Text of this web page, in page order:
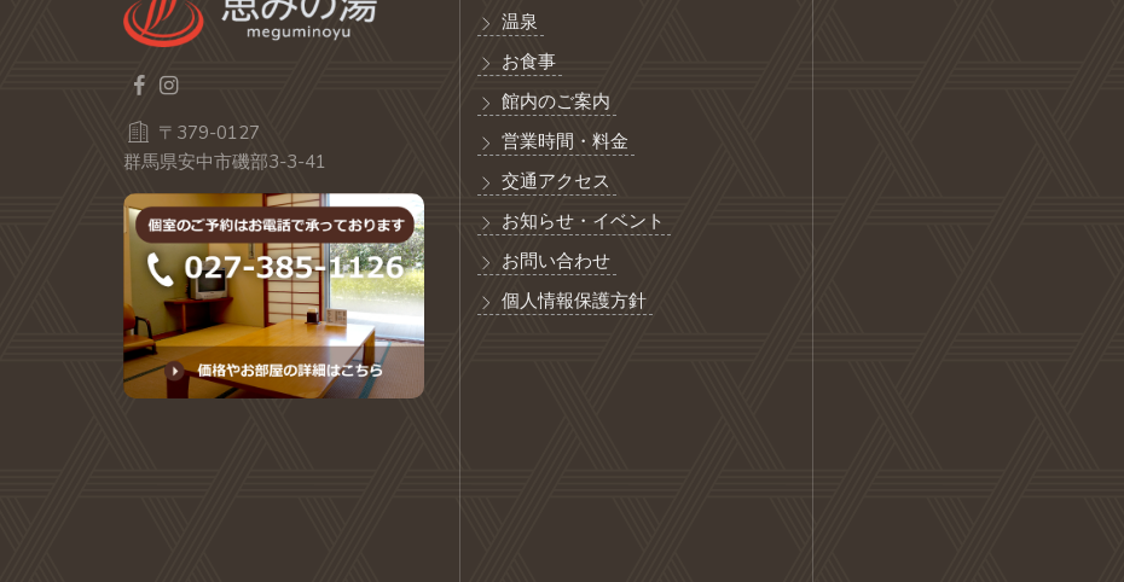
〒379-0127
群馬県安中市磯部3-3-41
温泉
お食事
館内のご案内
営業時間・料金
交通アクセス
お知らせ・イベント
お問い合わせ
個人情報保護方針